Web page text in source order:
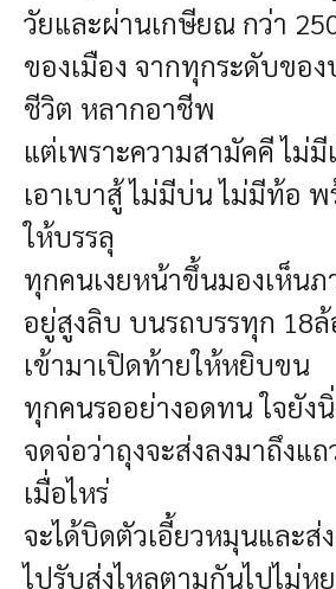
วัยและผ่านเกษียณ กว่า
ของเมือง จากทุกระดับขอ
ชีวิต หลากอาชีพ
แต่เพราะความสามัคคี ไม่
เอาเบาสู้ ไม่มีบ่น ไม่มีท้อ
ให้บรรลุ
ทุกคนเงยหน้าขึ้นมองเห็น
อยู่สูงลิบ บนรถบรรทุก 18
เข้ามาเปิดท้ายให้หยิบขน
ทุกคนรออย่างอดทน ใจยังนิ่
จดจ่อว่าถุงจะส่งลงมาถึงแ
เมื่อไหร่
จะได้บิดตัวเอี้ยวหมุนและส่
ไปรับส่งไหลตามกันไปไม่ห